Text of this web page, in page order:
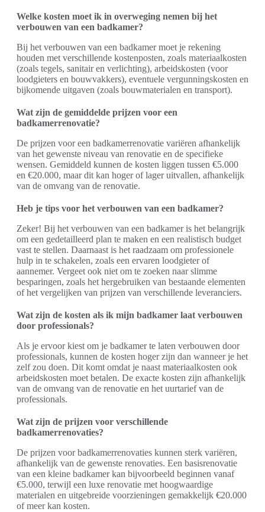
Welke kosten moet ik in overweging nemen bij het
verbouwen van een badkamer?
Bij het verbouwen van een badkamer moet je rekening
houden met verschillende kostenposten, zoals materiaalkosten
(zoals tegels, sanitair en verlichting), arbeidskosten (voor
loodgieters en bouwvakkers), eventuele vergunningskosten en
bijkomende uitgaven (zoals bouwmaterialen en transport).
Wat zijn de gemiddelde prijzen voor een
badkamerrenovatie?
De prijzen voor een badkamerrenovatie variëren afhankelijk
van het gewenste niveau van renovatie en de specifieke
wensen. Gemiddeld kunnen de kosten liggen tussen €5.000
en €20.000, maar dit kan hoger of lager uitvallen, afhankelijk
van de omvang van de renovatie.
Heb je tips voor het verbouwen van een badkamer?
Zeker! Bij het verbouwen van een badkamer is het belangrijk
om een gedetailleerd plan te maken en een realistisch budget
vast te stellen. Daarnaast is het raadzaam om professionele
hulp in te schakelen, zoals een ervaren loodgieter of
aannemer. Vergeet ook niet om te zoeken naar slimme
besparingen, zoals het hergebruiken van bestaande elementen
of het vergelijken van prijzen van verschillende leveranciers.
Wat zijn de kosten als ik mijn badkamer laat verbouwen
door professionals?
Als je ervoor kiest om je badkamer te laten verbouwen door
professionals, kunnen de kosten hoger zijn dan wanneer je het
zelf zou doen. Dit komt omdat je naast materiaalkosten ook
arbeidskosten moet betalen. De exacte kosten zijn afhankelijk
van de omvang van de renovatie en het uurtarief van de
professionals.
Wat zijn de prijzen voor verschillende
badkamerrenovaties?
De prijzen voor badkamerrenovaties kunnen sterk variëren,
afhankelijk van de gewenste renovaties. Een basisrenovatie
van een kleine badkamer kan bijvoorbeeld beginnen vanaf
€5.000, terwijl een luxe renovatie met hoogwaardige
materialen en uitgebreide voorzieningen gemakkelijk €20.000
of meer kan kosten.